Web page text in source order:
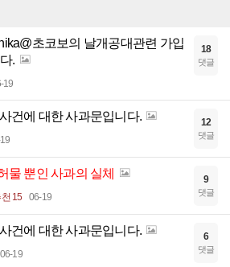
초코보의 날개공대관련 가입
.
19
18
댓글
건에 대한 사과문입니다. 12
댓글
물 뿐인 사과의 실체
15 06-19
9
댓글
건에 대한 사과문입니다.
06-19
6
댓글